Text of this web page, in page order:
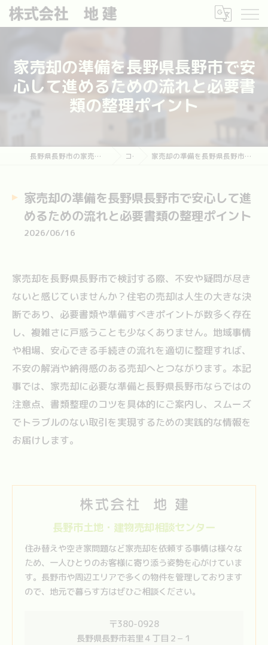
家売却の準備を長野県長野市で安
心して進めるための流れと必要書
類の整理ポイント
長野県長野市の家売却なら長野市土地・建物売却相談センター コラム 家売却の準備を長野県長野市で安心して進めるための流れと必要書類の整理ポイント
家売却の準備を長野県長野市で安心して進
めるための流れと必要書類の整理ポイント
2026/06/16
家売却を長野県長野市で検討する際、不安や疑問が尽き
ないと感じていませんか？住宅の売却は人生の大きな決
断であり、必要書類や準備すべきポイントが数多く存在
し、複雑さに戸惑うことも少なくありません。地域事情
や相場、安心できる手続きの流れを適切に整理すれば、
不安の解消や納得感のある売却へとつながります。本記
事では、家売却に必要な準備と長野県長野市ならではの
注意点、書類整理のコツを具体的にご案内し、スムーズ
でトラブルのない取引を実現するための実践的な情報を
お届けします。
長野市土地・建物売却相談センター
住み替えや空き家問題など家売却を依頼する事情は様々な
ため、一人ひとりのお客様に寄り添う姿勢を心がけていま
す。長野市や周辺エリアで多くの物件を管理しております
ので、地元で暮らす方はぜひご相談ください。
〒380-0928
長野県長野市若里４丁目２−１